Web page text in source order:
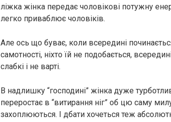
лiжкa жінка передає чоловікові потужну
легко приваблює чоловіків.
Але ось що буває, коли всередині
самотності, ніхто їй не подобається,
слабкі і не варті.
В надлишку “господині” жінка дуже
переростає в “витирання ніг” об цю саму
захоплюються. І дбати хочеться теж